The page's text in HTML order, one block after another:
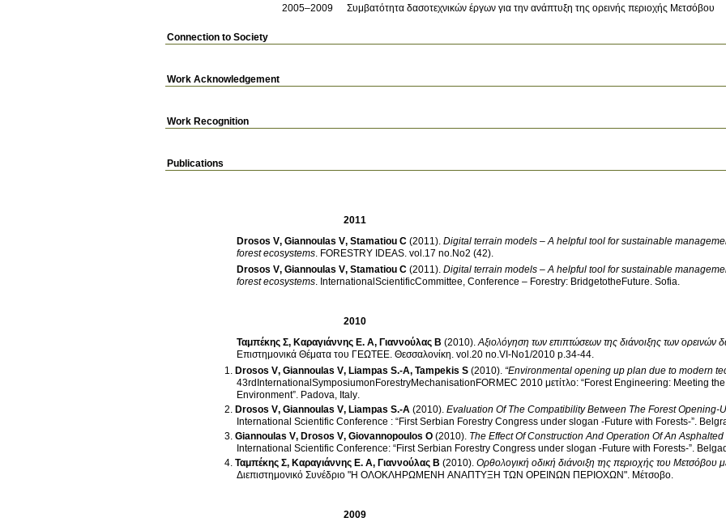
2005–2009 Συμβατότητα δασοτεχνικών έργων για την ανάπτυξη της ορεινής περιοχής Μετσόβου
Connection to Society
Work Acknowledgement
Work Recognition
Publications
2011
Drosos V, Giannoulas V, Stamatiou C (2011). Digital terrain models – A helpful tool for sustainable
forest ecosystems. FORESTRY IDEAS. vol.17 no.No2 (42).
Drosos V, Giannoulas V, Stamatiou C (2011). Digital terrain models – A helpful tool for sustainable
forest ecosystems. InternationalScientificCommittee, Conference – Forestry: BridgetotheFuture. Sofia.
2010
Ταμπέκης Σ, Καραγιάννης Ε. Α, Γιαννούλας Β (2010).Αξιολόγηση των επιπτώσεων της διάνοιξης των ορεινών
Επιστημονικά Θέματα του ΓΕΩΤΕΕ. Θεσσαλονίκη. vol.20 no.VI-No1/2010 p.34-44.
Drosos V, Giannoulas V, Liampas S.-A, Tampekis S (2010). “Environmental opening up plan due to modern
43rdInternationalSymposiumonForestryMechanisationFORMEC 2010 μετίτλο: “Forest Engineering: Meeting
Environment”. Padova, Italy.
Drosos V, Giannoulas V, Liampas S.-A (2010). Evaluation Of The Compatibility Between The Forest Opening-
International Scientific Conference : “First Serbian Forestry Congress under slogan -Future with Forests-”.
Giannoulas V, Drosos V, Giovannopoulos O (2010). The Effect Of Construction And Operation Of An
International Scientific Conference: “First Serbian Forestry Congress under slogan -Future with Forests-”.
Ταμπέκης Σ, Καραγιάννης Ε. Α, Γιαννούλας Β (2010). Ορθολογική οδική διάνοιξη της περιοχής του Μετσόβου
Διεπιστημονικό Συνέδριο "Η ΟΛΟΚΛΗΡΩΜΕΝΗ ΑΝΑΠΤΥΞΗ ΤΩΝ ΟΡΕΙΝΩΝ ΠΕΡΙΟΧΩΝ". Μέτσοβο.
2009